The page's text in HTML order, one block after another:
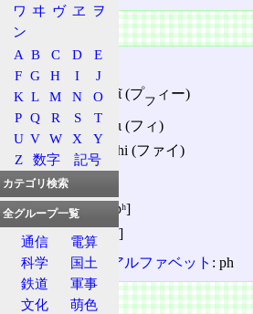
概要
名称
古代: φῖ (プフ ィー)
現代: φι (フィ)
慣用: phi (ファイ)
音価
古代: [pʰ]
現代: [f]
対応
ラテンアルファベット : ph
主な用途
ワ ヰ ヴ ヱ
ヲ
ン
A B C D
E
F G H I
J
K L M N
O
P Q R S
T
U V W X
Y
Z
数字 記号
カテゴリ検索
全グループ一覧
通信
電算
科学
国土
鉄道
軍事
文化
萌色